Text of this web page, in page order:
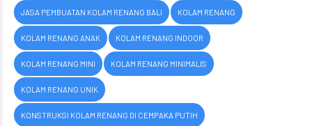
JASA PEMBUATAN KOLAM RENANG BALI KOLAM RENANG
KOLAM RENANG ANAK KOLAM RENANG INDOOR
KOLAM RENANG MINI KOLAM RENANG MINIMALIS
KOLAM RENANG UNIK
KONSTRUKSI KOLAM RENANG DI CEMPAKA PUTIH